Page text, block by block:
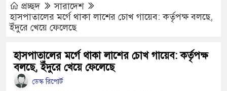
বিএনপি ছাড়া কেউ মনোনয়নপত্র নেননি: ইসি সচিব
পরিদর্শনে গিয়ে দেখলেন দায়িত্ব অবহেলা, সিভিল
স্বাস্থ্যমন্ত্রীর
প্রচ্ছদ
সারাদেশ
হাসপাতালের মর্গে থাকা লাশের চোখ গায়েব: কর্তৃপক্ষ বলছে,
ইঁদুরে খেয়ে ফেলেছে
হাসপাতালের মর্গে থাকা লাশের চোখ গায়েব: কর্তৃপক্ষ
বলছে, ইঁদুরে খেয়ে ফেলেছে
ডেস্ক রিপোর্ট